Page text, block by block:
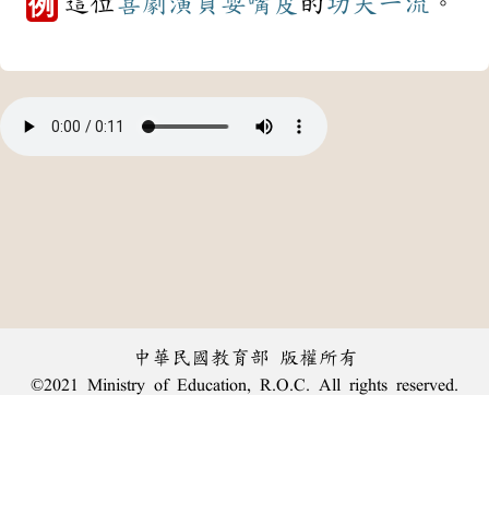
例
中華民國教育部 版權所有
©2021 Ministry of Education, R.O.C. All rights reserved.